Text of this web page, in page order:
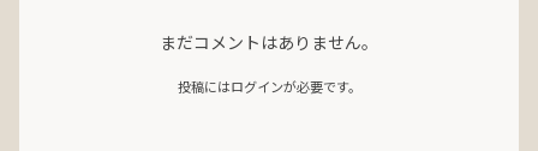
まだコメントはありません。
投稿にはログインが必要です。